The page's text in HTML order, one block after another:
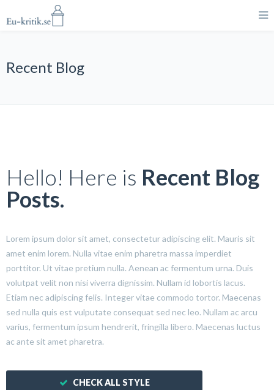
Recent Blog
Hello! Here is Recent Blog
Posts.
Lorem ipsum dolor sit amet, consectetur adipiscing elit. Mauris sit
amet enim lorem. Nulla vitae enim pharetra massa imperdiet
porttitor. Ut vitae pretium nulla. Aenean ac fermentum urna. Duis
volutpat velit non nisi viverra dignissim. Nullam id lobortis lacus.
Etiam nec adipiscing felis. Integer vitae commodo tortor. Maecenas
sed nulla quis est vulputate consequat sed nec leo. Nullam ac arcu
varius, fermentum ipsum hendrerit, fringilla libero. Maecenas luctus
ac ante sit amet pharetra.
CHECK ALL STYLE